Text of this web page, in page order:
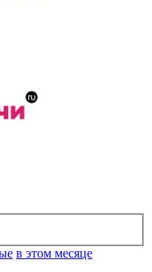
в этом месяце